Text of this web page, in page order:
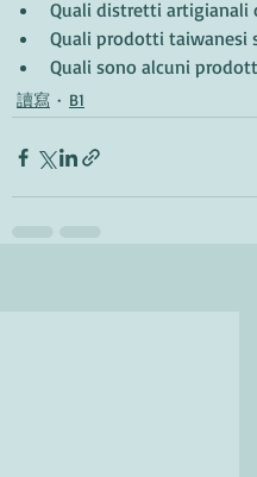
Quali distretti artigianali
Quali prodotti taiwanesi
Quali sono alcuni
讀寫 B1